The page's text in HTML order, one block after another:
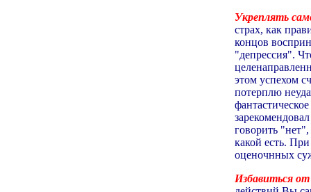
Укреплять
страх, как
концов
"депрессия".
этом успехом
потерплю
говорить
какой есть.
оценочнных
Избавиться